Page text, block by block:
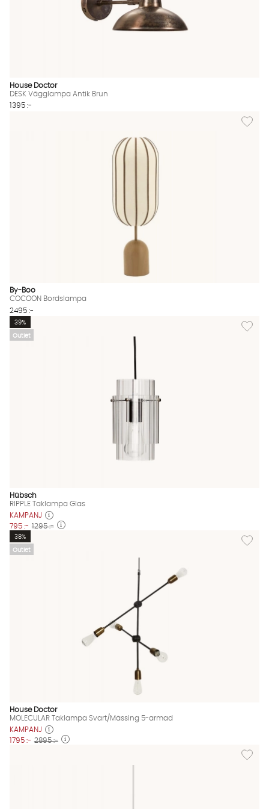
House Doctor
DESK Vägglampa Antik Brun
1395 :-
Lägg
By-Boo
COCOON Bordslampa
2495 :-
Outlet
Lägg till
39%
Hübsch
RIPPLE Taklampa Glas
KAMPANJ
795 :- 1295 :-
Outlet
Lägg
38%
House Doctor
MOLECULAR Taklampa Svart/Mässing 5-armad
KAMPANJ
1795 :- 2895 :-
Lägg